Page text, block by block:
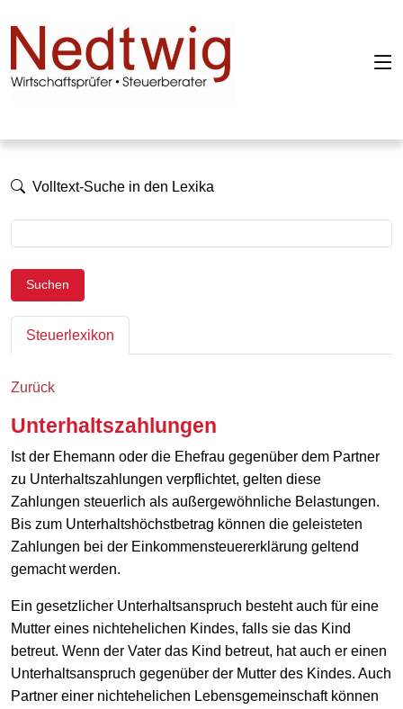
Volltext-Suche in den Lexika
Suchen
Steuerlexikon
Zurück
Unterhaltszahlungen
Ist der Ehemann oder die Ehefrau gegenüber dem Partner
zu Unterhaltszahlungen verpflichtet, gelten diese
Zahlungen steuerlich als außergewöhnliche Belastungen.
Bis zum Unterhaltshöchstbetrag können die geleisteten
Zahlungen bei der Einkommensteuererklärung geltend
gemacht werden.
Ein gesetzlicher Unterhaltsanspruch besteht auch für eine
Mutter eines nichtehelichen Kindes, falls sie das Kind
betreut. Wenn der Vater das Kind betreut, hat auch er einen
Unterhaltsanspruch gegenüber der Mutter des Kindes. Auch
Partner einer nichtehelichen Lebensgemeinschaft können